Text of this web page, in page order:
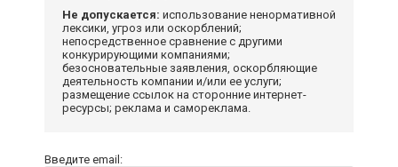
Не допускается: использование ненормативной
лексики, угроз или оскорблений;
непосредственное сравнение с другими
конкурирующими компаниями;
безосновательные заявления, оскорбляющие
деятельность компании и/или ее услуги;
размещение ссылок на сторонние интернет-
ресурсы; реклама и самореклама.
Введите email: